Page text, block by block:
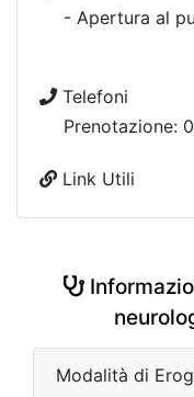
- Apertura al
Telefoni
Prenotazione:
Link Utili
Modalità di